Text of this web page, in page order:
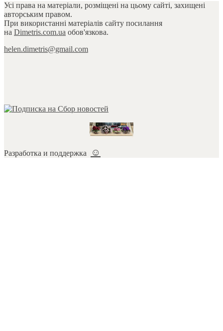
Усі права на матеріали, розміщені на цьому сайті, захищені
авторським правом.
При використанні матеріалів сайту посилання
на Dimetris.com.ua обов'язкова.
helen.dimetris@gmail.com
Разработка и поддержка ☺